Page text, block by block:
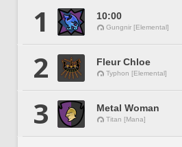
1 10:00
Gungnir [Elemental]
2 Fleur Chloe
Typhon [Elemental]
3 Metal Woman
Titan [Mana]